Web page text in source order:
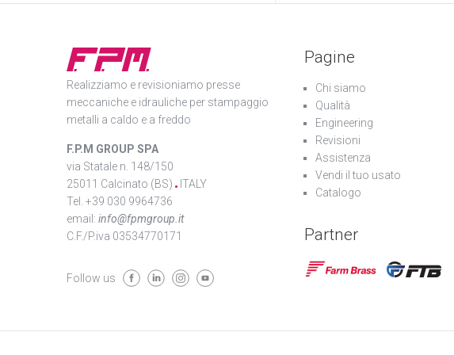
Realizziamo e revisioniamo presse
meccaniche e idrauliche per stampaggio
metalli a caldo e a freddo
F.P.M GROUP SPA
via Statale n. 148/150
25011 Calcinato (BS)
ITALY
Tel. +39 030 9964736
email: info@fpmgroup.it
C.F./P.iva 03534770171
Follow us
Pagine
Chi siamo
Qualità
Engineering
Revisioni
Assistenza
Vendi il tuo usato
Catalogo
Partner